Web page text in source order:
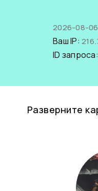
2026-08-06
Ваш IP:
ID запроса:
Разверните